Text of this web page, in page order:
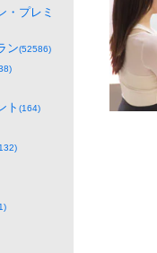
・プレミ
ン(52586)
ト (164)